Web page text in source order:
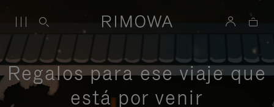
Regalos para ese viaje que
está por venir